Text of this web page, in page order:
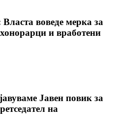
воведе мерка за
и вработени
Јавен повик за
на